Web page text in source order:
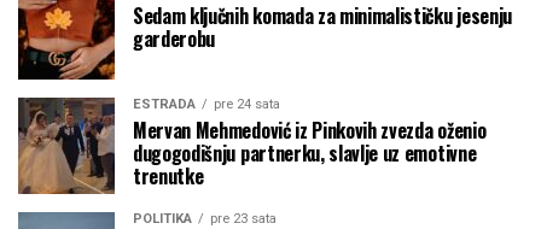
Sedam ključnih komada za minimalističku jesenju
garderobu
ESTRADA pre 24 sata
Mervan Mehmedović iz Pinkovih zvezda oženio
dugogodišnju partnerku, slavlje uz emotivne
trenutke
POLITIKA pre 23 sata